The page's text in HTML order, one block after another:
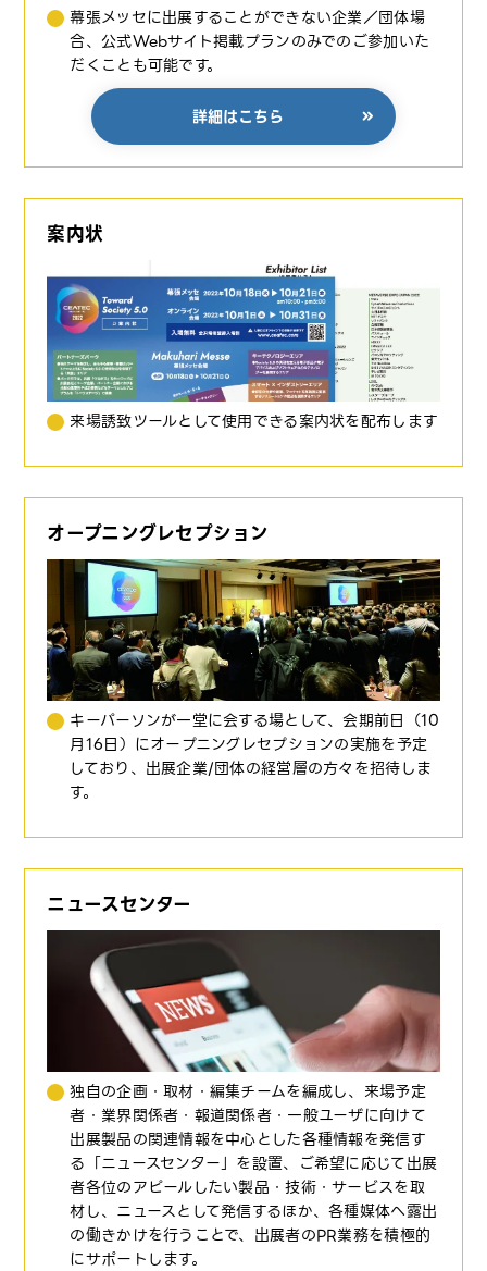
幕張メッセに出展することができない企業／団体場
合、公式Webサイト掲載プランのみでのご参加いた
だくことも可能です。
詳細はこちら
案内状
来場誘致ツールとして使用できる案内状を配布します
オープニングレセプション
キーパーソンが一堂に会する場として、会期前日（10
月16日）にオープニングレセプションの実施を予定
しており、出展企業/団体の経営層の方々を招待しま
す。
ニュースセンター
独自の企画・取材・編集チームを編成し、来場予定
者・業界関係者・報道関係者・一般ユーザに向けて
出展製品の関連情報を中心とした各種情報を発信す
る「ニュースセンター」を設置、ご希望に応じて出展
者各位のアピールしたい製品・技術・サービスを取
材し、ニュースとして発信するほか、各種媒体へ露出
の働きかけを行うことで、出展者のPR業務を積極的
にサポートします。